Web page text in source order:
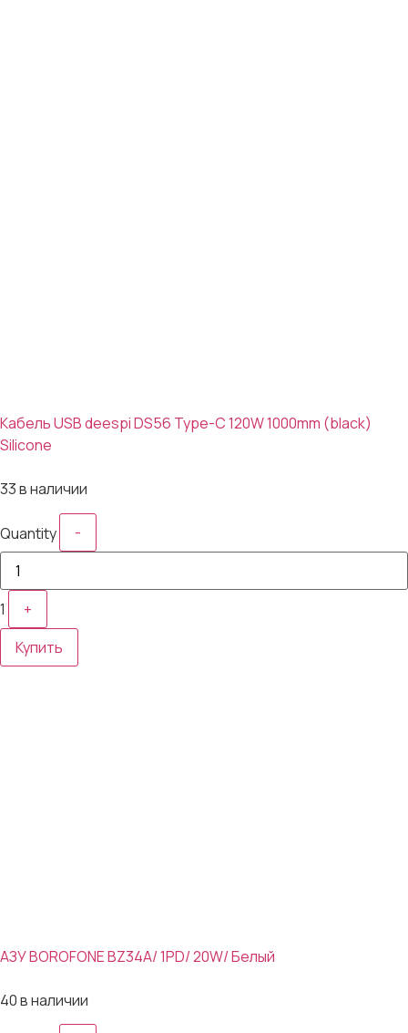
Кабель USB deespi DS56 Type-C 120W 1000mm (black)
Silicone
33 в наличии
Quantity -
1
+
Купить
АЗУ BOROFONE BZ34A/ 1PD/ 20W/ Белый
40 в наличии